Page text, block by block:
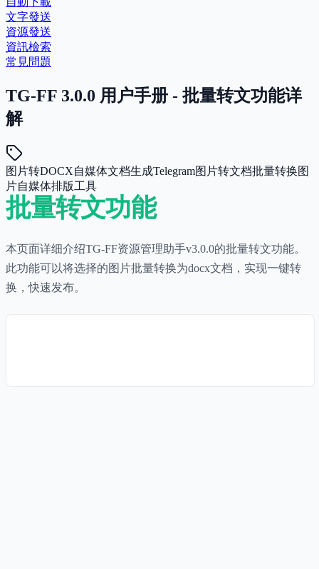
文字發送
資源發送
資訊檢索
常見問題
TG-FF 3.0.0 用户手册 - 批量转文功能详
解
图片转DOCX自媒体文档生成Telegram图片转文档批量转换图
片自媒体排版工具
批量转文功能
本页面详细介绍TG-FF资源管理助手v3.0.0的批量转文功能。
此功能可以将选择的图片批量转换为docx文档，实现一键转
换，快速发布。